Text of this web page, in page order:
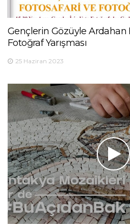
Gençlerin Gözüyle Ardahan
Fotoğraf Yarışması
25 Haziran 2023